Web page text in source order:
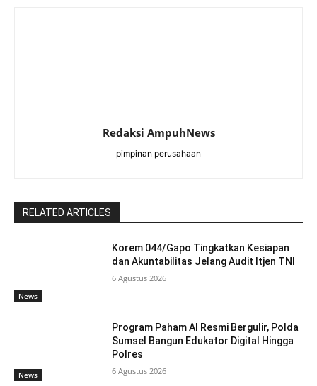
Redaksi AmpuhNews
pimpinan perusahaan
RELATED ARTICLES
News
Korem 044/Gapo Tingkatkan Kesiapan
dan Akuntabilitas Jelang Audit Itjen TNI
6 Agustus 2026
News
Program Paham AI Resmi Bergulir, Polda
Sumsel Bangun Edukator Digital Hingga
Polres
6 Agustus 2026